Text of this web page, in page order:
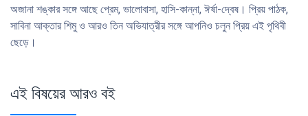
অজানা শঙ্কার সঙ্গে আছে প্রেম, ভালােবাসা, হাসি-কান্না, ঈর্ষা-দ্বেষ। প্রিয় পাঠক,
সাবিনা আক্তার শিমু ও আরও তিন অভিযাত্রীর সঙ্গে আপনিও চলুন প্রিয় এই পৃথিবী
ছেড়ে।
এই বিষয়ের আরও বই